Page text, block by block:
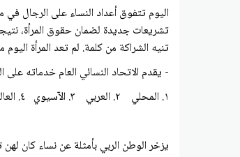
اليوم تتفوق أعداد النساء على الرجال
تشريعات جديدة لضمان حقوق المرأة،
تنيه الشراكة من كلمة. لم تعد المرأة
- يقدم الاتحاد النسائي العام خدماته على
١. المحلي ٢. العربي ٣. الآسيوي ٤. العالمي
يزخر الوطن الربي بأمثلة عن نساء كان لهن